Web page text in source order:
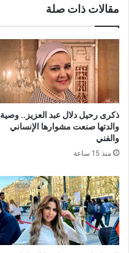
مقالات ذات صلة
ذكرى رحيل دلال عبد العزيز.. وصية
والدتها صنعت مشوارها الإنساني
والفني
منذ 15 ساعة